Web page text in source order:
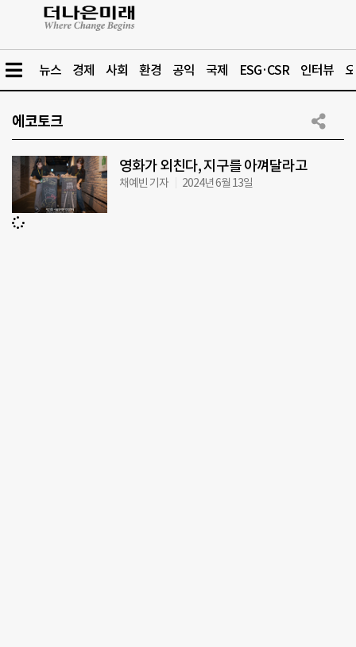
뉴스 경제 사회 환경 공익 국제 ESG·CSR 인터뷰
에코토크
영화가 외친다, 지구를 아껴달라고
채예빈 기자 2024년 6월 13일